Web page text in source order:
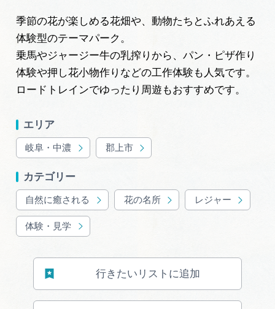
フォトライブラリー
動画ライブラリー
運営組織
広告掲載
サイトポリシー
季節の花が楽しめる花畑や、動物たちとふれあえる
体験型のテーマパーク。
乗馬やジャージー牛の乳搾りから、パン・ピザ作り
体験や押し花小物作りなどの工作体験も人気です。
ロードトレインでゆったり周遊もおすすめです。
エリア
岐阜・中濃 郡上市
カテゴリー
自然に癒される 花の名所 レジャー
体験・見学
行きたいリストに追加